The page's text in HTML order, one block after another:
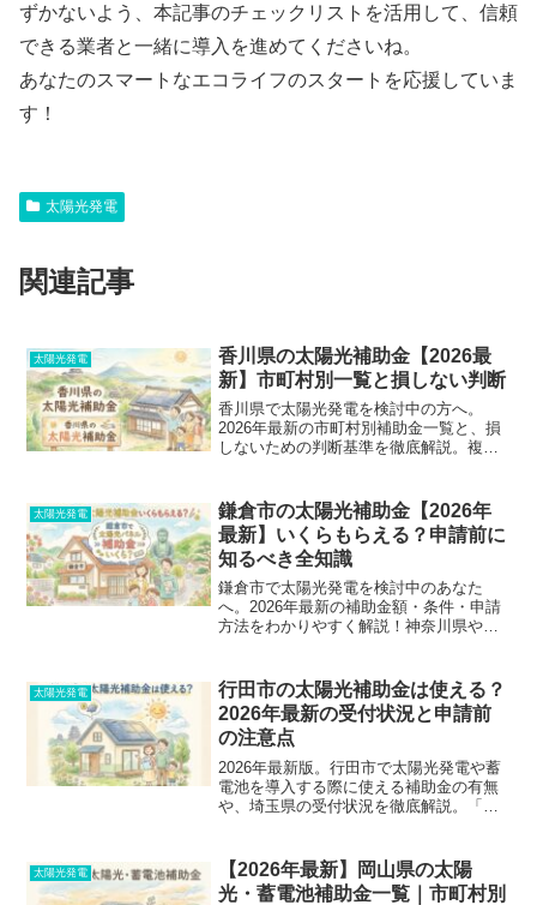
ずかないよう、本記事のチェックリストを活用して、信頼
できる業者と一緒に導入を進めてくださいね。
あなたのスマートなエコライフのスタートを応援していま
す！
太陽光発電
関連記事
太陽光発電
香川県の太陽光補助金【2026最
新】市町村別一覧と損しない判断
香川県で太陽光発電を検討中の方へ。
2026年最新の市町村別補助金一覧と、損
しないための判断基準を徹底解説。複雑
た。補助金を最大活用して賢く導入しま
しょう。
太陽光発電
鎌倉市の太陽光補助金【2026年
最新】いくらもらえる？申請前に
知るべき全知識
鎌倉市で太陽光発電を検討中のあなた
へ。2026年最新の補助金額・条件・申請
方法をわかりやすく解説！神奈川県や国
者選びも紹介します。
太陽光発電
行田市の太陽光補助金は使える？
2026年最新の受付状況と申請前
の注意点
2026年最新版。行田市で太陽光発電や蓄
電池を導入する際に使える補助金の有無
や、埼玉県の受付状況を徹底解説。「交
優良業者の選び方まで公式情報ベースで
分かりやすく整理しました。
太陽光発電
【2026年最新】岡山県の太陽
光・蓄電池補助金一覧｜市町村別